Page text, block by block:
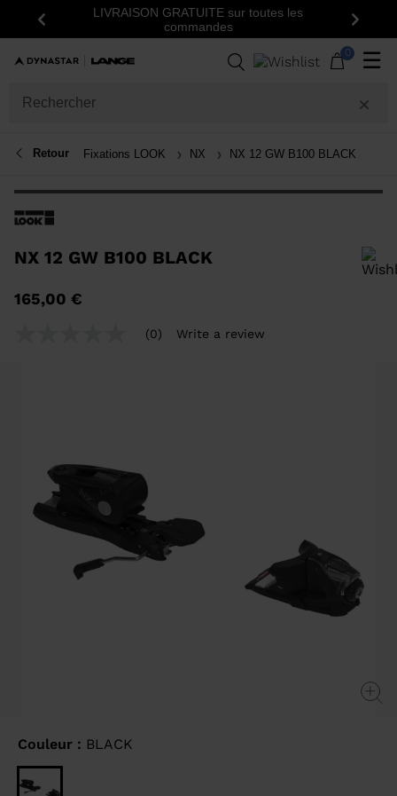
Précédent
LIVRAISON GRATUITE sur toutes les
commandes
0 ☰
Retour Fixations LOOK NX NX 12 GW B100 BLACK
NX 12 GW B100 BLACK
taille
165,00 €
(0) Write a review
Couleur : BLACK